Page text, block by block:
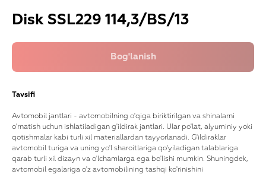
Disk SSL229 114,3/BS/13
Tavsifi
Avtomobil jantlari - avtomobilning o'qiga biriktirilgan va shinalarni
o'rnatish uchun ishlatiladigan g'ildirak jantlari. Ular po'lat, alyuminiy yoki
qotishmalar kabi turli xil materiallardan tayyorlanadi. G'ildiraklar
avtomobil turiga va uning yo'l sharoitlariga qo'yiladigan talablariga
qarab turli xil dizayn va o'lchamlarga ega bo'lishi mumkin. Shuningdek,
avtomobil egalariga o'z avtomobilining tashqi ko'rinishini